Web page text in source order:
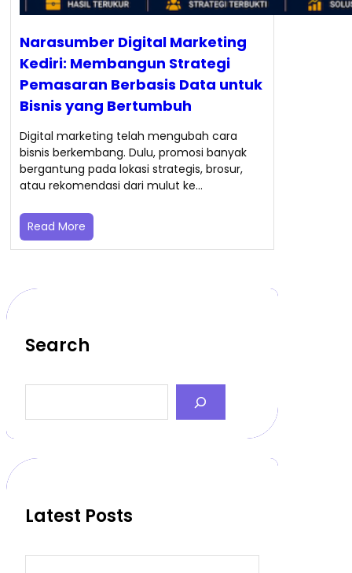
Narasumber Digital Marketing
Kediri: Membangun Strategi
Pemasaran Berbasis Data untuk
Bisnis yang Bertumbuh
Digital marketing telah mengubah cara
bisnis berkembang. Dulu, promosi banyak
bergantung pada lokasi strategis, brosur,
atau rekomendasi dari mulut ke…
Read More
Search
a
c
Latest Posts